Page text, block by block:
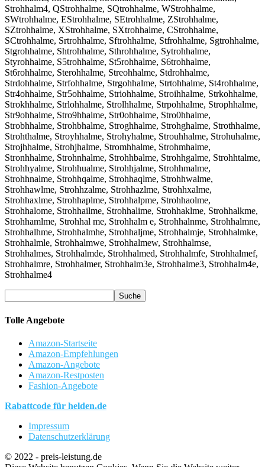
Strohhalm4, QStrohhalme, SQtrohhalme, WStrohhalme,
SWtrohhalme, EStrohhalme, SEtrohhalme, ZStrohhalme,
SZtrohhalme, XStrohhalme, SXtrohhalme, CStrohhalme,
SCtrohhalme, Srtrohhalme, Sftrohhalme, Stfrohhalme, Sgtrohhalme,
Stgrohhalme, Shtrohhalme, Sthrohhalme, Sytrohhalme,
Styrohhalme, S5trohhalme, St5rohhalme, S6trohhalme,
St6rohhalme, Sterohhalme, Streohhalme, Stdrohhalme,
Strdohhalme, Strfohhalme, Strgohhalme, Strtohhalme, St4rohhalme,
Str4ohhalme, Str5ohhalme, Striohhalme, Stroihhalme, Strkohhalme,
Strokhhalme, Strlohhalme, Strolhhalme, Strpohhalme, Strophhalme,
Str9ohhalme, Stro9hhalme, Str0ohhalme, Stro0hhalme,
Strobhhalme, Strohbhalme, Stroghhalme, Strohghalme, Strothhalme,
Strohthalme, Stroyhhalme, Strohyhalme, Strouhhalme, Strohuhalme,
Strojhhalme, Strohjhalme, Stromhhalme, Strohmhalme,
Stronhhalme, Strohnhalme, Strohhbalme, Strohhgalme, Strohhtalme,
Strohhyalme, Strohhualme, Strohhjalme, Strohhmalme,
Strohhnalme, Strohhqalme, Strohhaqlme, Strohhwalme,
Strohhawlme, Strohhzalme, Strohhazlme, Strohhxalme,
Strohhaxlme, Strohhaplme, Strohhalpme, Strohhaolme,
Strohhalome, Strohhailme, Strohhalime, Strohhaklme, Strohhalkme,
Strohhamlme, Strohhal me, Strohhalm e, Strohhalnme, Strohhalmne,
Strohhalhme, Strohhalmhe, Strohhaljme, Strohhalmje, Strohhalmke,
Strohhalmle, Strohhalmwe, Strohhalmew, Strohhalmse,
Strohhalmes, Strohhalmde, Strohhalmed, Strohhalmfe, Strohhalmef,
Strohhalmre, Strohhalmer, Strohhalm3e, Strohhalme3, Strohhalm4e,
Strohhalme4
Tolle Angebote
Amazon-Startseite
Amazon-Empfehlungen
Amazon-Angebote
Amazon-Restposten
Fashion-Angebote
Rabattcode für helden.de
Impressum
Datenschutzerklärung
© 2022 - preis-leistung.de